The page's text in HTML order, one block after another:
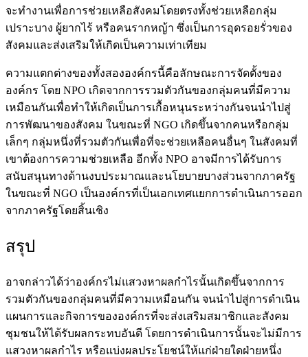
จะทำงานเพื่อการช่วยเหลือสังคมโดยตรงทั้งช่วยเหลือกลุ่ม
เปราะบาง ผู้ยากไร้ หรือคนรากหญ้า ซึ่งเป็นการอุดรอยรั่วของ
สังคมและส่งเสริมให้เกิดเป็นความเท่าเทียม
ความแตกต่างของทั้งสององค์กรนี้คือลักษณะการจัดตั้งของ
องค์กร โดย NPO เกิดจากการรวมตัวกันของกลุ่มคนที่มีความ
เหมือนกันเพื่อทำให้เกิดเป็นการเกื้อหนุนระหว่างกันจนนำไปสู่
การพัฒนาของสังคม ในขณะที่ NGO เกิดขึ้นจากคนหรือกลุ่ม
เล็กๆ กลุ่มหนึ่งที่รวมตัวกันเพื่อที่จะช่วยเหลือคนอื่นๆ ในสังคมที่
เขาต้องการความช่วยเหลือ อีกทั้ง NPO อาจมีการได้รับการ
สนับสนุนทางด้านงบประมาณและนโยบายบางส่วนจากภาครัฐ
ในขณะที่ NGO เป็นองค์กรที่เป็นเอกเทศแยกการดำเนินการออก
จากภาครัฐโดยสิ้นเชิง
สรุป
อาจกล่าวได้ว่าองค์กรไม่แสวงหาผลกำไรนั้นเกิดขึ้นจากการ
รวมตัวกันของกลุ่มคนที่มีความเหมือนกัน จนนำไปสู่การดำเนิน
แผนการและกิจการขององค์กรที่จะส่งเสริมสมาชิกและสังคม
ชุมชนให้ได้รับผลกระทบอันดี โดยการดำเนินการนั้นจะไม่มีการ
แสวงหาผลกำไร หรือแบ่งผลประโยชน์ให้แก่ฝ่ายใดฝ่ายหนึ่ง